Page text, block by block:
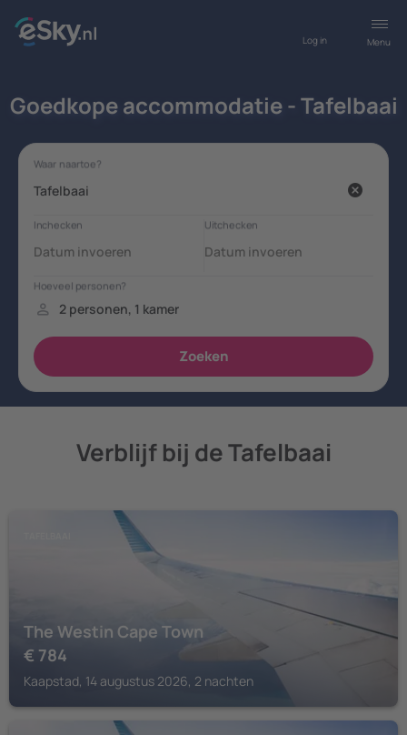
Menu
Log in
Goedkope accommodatie - Tafelbaai
Verblijf bij de Tafelbaai
The Westin Cape Town
€ 784
Kaapstad, 14 augustus 2026, 2 nachten